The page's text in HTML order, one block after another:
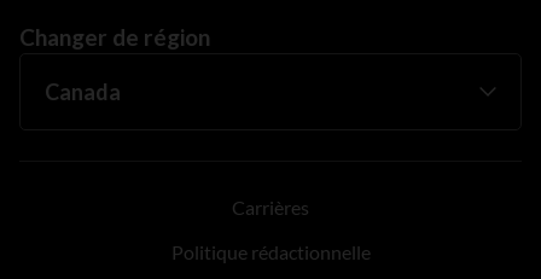
Changer de région
Carrières
Politique rédactionnelle